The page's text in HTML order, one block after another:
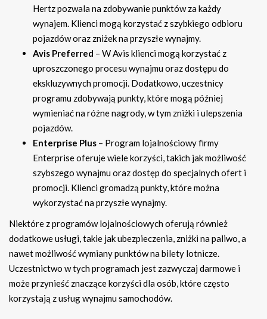
Hertz pozwala na zdobywanie punktów za każdy
wynajem. Klienci mogą korzystać z szybkiego odbioru
pojazdów oraz zniżek na przyszłe wynajmy.
Avis Preferred – W Avis klienci mogą korzystać z
uproszczonego procesu wynajmu oraz dostępu do
ekskluzywnych promocji. Dodatkowo, uczestnicy
programu zdobywają punkty, które mogą później
wymieniać na różne nagrody, w tym zniżki i ulepszenia
pojazdów.
Enterprise Plus – Program lojalnościowy firmy
Enterprise oferuje wiele korzyści, takich jak możliwość
szybszego wynajmu oraz dostęp do specjalnych ofert i
promocji. Klienci gromadzą punkty, które można
wykorzystać na przyszłe wynajmy.
Niektóre z programów lojalnościowych oferują również
dodatkowe usługi, takie jak ubezpieczenia, zniżki na paliwo, a
nawet możliwość wymiany punktów na bilety lotnicze.
Uczestnictwo w tych programach jest zazwyczaj darmowe i
może przynieść znaczące korzyści dla osób, które często
korzystają z usług wynajmu samochodów.